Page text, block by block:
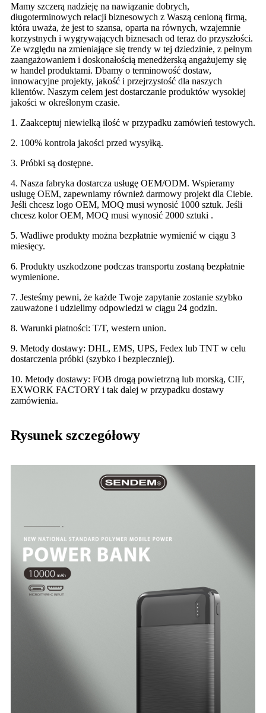
Mamy szczerą nadzieję na nawiązanie dobrych,
długoterminowych relacji biznesowych z Waszą cenioną firmą,
która uważa, że ​​jest to szansa, oparta na równych, wzajemnie
korzystnych i wygrywających biznesach od teraz do przyszłości.
Ze względu na zmieniające się trendy w tej dziedzinie, z pełnym
zaangażowaniem i doskonałością menedżerską angażujemy się
w handel produktami. Dbamy o terminowość dostaw,
innowacyjne projekty, jakość i przejrzystość dla naszych
klientów. Naszym celem jest dostarczanie produktów wysokiej
jakości w określonym czasie.
1. Zaakceptuj niewielką ilość w przypadku zamówień testowych.
2. 100% kontrola jakości przed wysyłką.
3. Próbki są dostępne.
4. Nasza fabryka dostarcza usługę OEM/ODM. Wspieramy
usługę OEM, zapewniamy również darmowy projekt dla Ciebie.
Jeśli chcesz logo OEM, MOQ musi wynosić 1000 sztuk. Jeśli
chcesz kolor OEM, MOQ musi wynosić 2000 sztuki .
5. Wadliwe produkty można bezpłatnie wymienić w ciągu 3
miesięcy.
6. Produkty uszkodzone podczas transportu zostaną bezpłatnie
wymienione.
7. Jesteśmy pewni, że każde Twoje zapytanie zostanie szybko
zauważone i udzielimy odpowiedzi w ciągu 24 godzin.
8. Warunki płatności: T/T, western union.
9. Metody dostawy: DHL, EMS, UPS, Fedex lub TNT w celu
dostarczenia próbki (szybko i bezpieczniej).
10. Metody dostawy: FOB drogą powietrzną lub morską, CIF,
EXWORK FACTORY i tak dalej w przypadku dostawy
zamówienia.
Rysunek szczegółowy